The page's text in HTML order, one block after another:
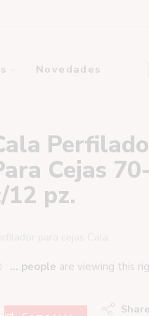
Novedades
Cejas
12 pz.
... people are viewing this
Share